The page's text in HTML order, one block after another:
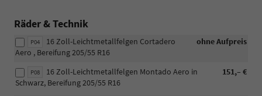
Räder & Technik
P04 ohne Aufpreis
16 Zoll-Leichtmetallfelgen Cortadero
Aero , Bereifung 205/55 R16
P08 151,– €
16 Zoll-Leichtmetallfelgen Montado Aero in
Schwarz, Bereifung 205/55 R16